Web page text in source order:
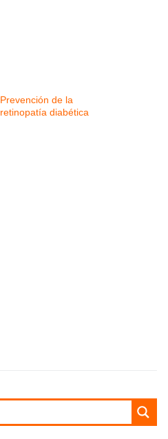
Prevención de la
retinopatía diabética